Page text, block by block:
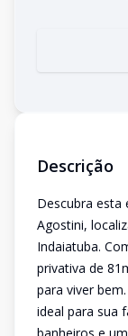
Descrição
Descubra esta
Agostini,
Indaiatuba.
privativa de
para viver
ideal para sua